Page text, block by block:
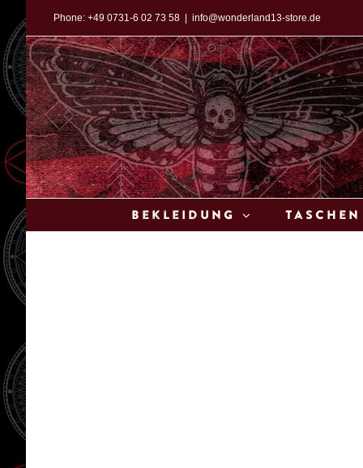
Inhalt
springen
Phone: +49 0731-6 02 73 58 info@wonderland13-store.de
Bekleidung Taschen